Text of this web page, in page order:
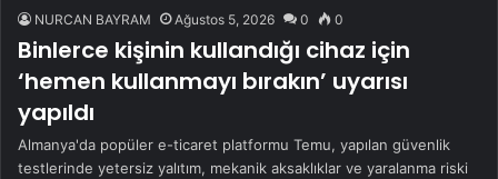
NURCAN BAYRAM Ağustos 5, 2026 0 0
Binlerce kişinin kullandığı cihaz için
‘hemen kullanmayı bırakın’ uyarısı
yapıldı
Almanya'da popüler e-ticaret platformu Temu, yapılan güvenlik
testlerinde yetersiz yalıtım, mekanik aksaklıklar ve yaralanma riski